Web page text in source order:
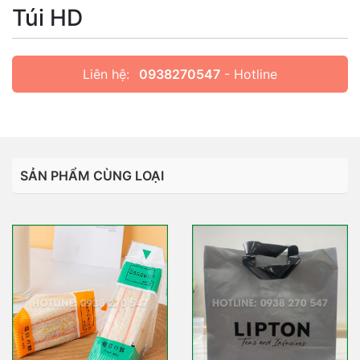
Túi HD
Liên hệ: 0938270547 - Hotline
SẢN PHẨM CÙNG LOẠI